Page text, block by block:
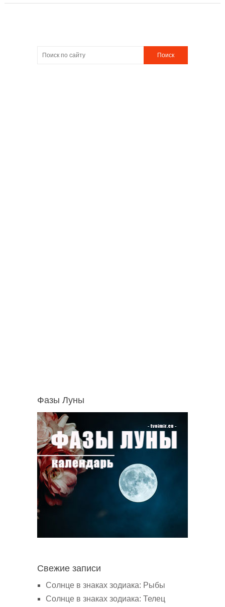
Фазы Луны
Свежие записи
Солнце в знаках зодиака: Рыбы
Солнце в знаках зодиака: Телец